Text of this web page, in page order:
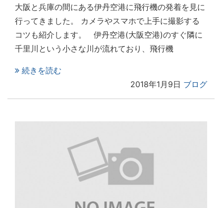
大阪と兵庫の間にある伊丹空港に飛行機の発着を見に
行ってきました。 カメラやスマホで上手に撮影する
コツも紹介します。 伊丹空港(大阪空港)のすぐ隣に
千里川という小さな川が流れており、飛行機
続きを読む
2018年1月9日 ブログ